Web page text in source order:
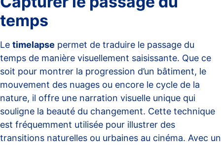
temps
Le timelapse permet de traduire le passage du
temps de manière visuellement saisissante. Que ce
soit pour montrer la progression d’un bâtiment, le
mouvement des nuages ou encore le cycle de la
nature, il offre une narration visuelle unique qui
souligne la beauté du changement. Cette technique
est fréquemment utilisée pour illustrer des
transitions naturelles ou urbaines au cinéma. Avec un